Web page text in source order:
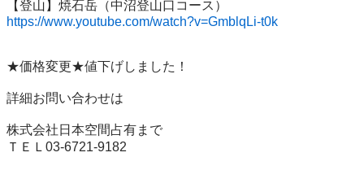
https://www.youtube.com/watch?v=GmblqLi-t0k
★価格変更★値下げしました！
詳細お問い合わせは
株式会社日本空間占有まで
ＴＥＬ03-6721-9182